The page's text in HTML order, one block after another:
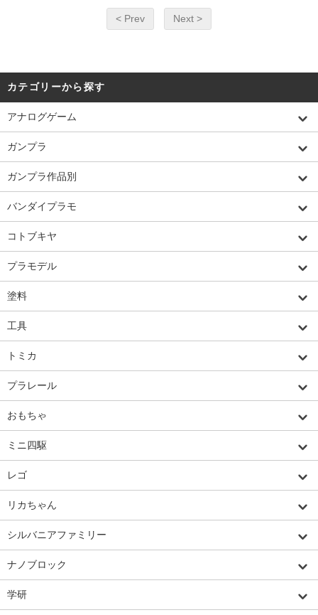
< Prev Next >
カテゴリーから探す
アナログゲーム
ガンプラ
ガンプラ作品別
バンダイプラモ
コトブキヤ
プラモデル
塗料
工具
トミカ
プラレール
おもちゃ
ミニ四駆
レゴ
リカちゃん
シルバニアファミリー
ナノブロック
学研